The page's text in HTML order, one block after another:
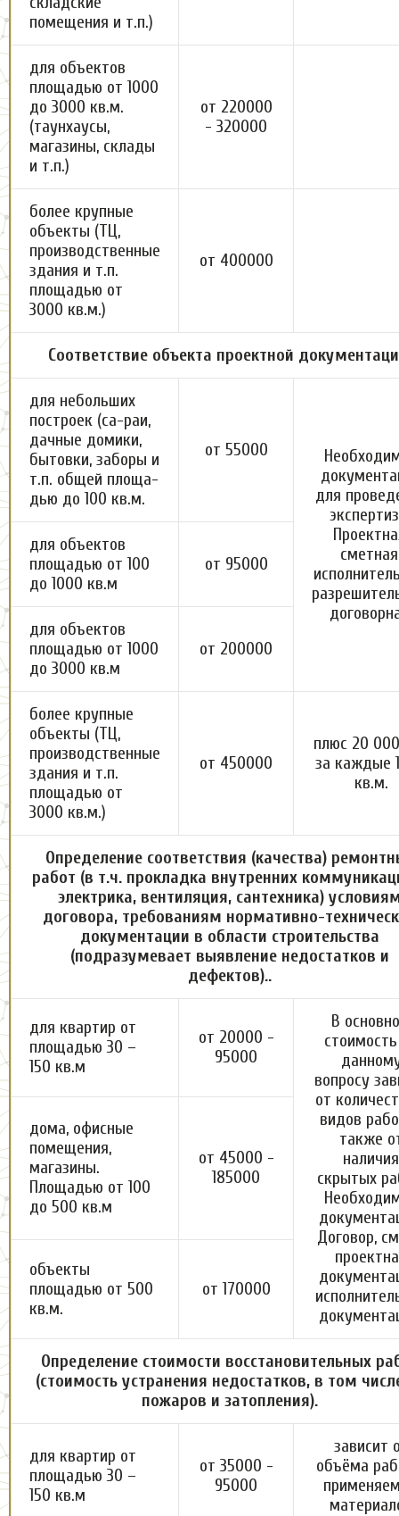
помещения и т.п.)
для объектов
площадью от 1000
до 3000 кв.м.
(таунхаусы,
магазины, склады
и т.п.)
от 220000
- 320000
более крупные
объекты (ТЦ,
производственные
здания и т.п.
площадью от
3000 кв.м.)
от 400000
Соответствие объекта проектной
для небольших
построек (са-раи,
дачные домики,
бытовки, заборы и
т.п. общей площа-
дью до 100 кв.м.
от 55000
для
для объектов
площадью от 100
до 1000 кв.м
от 95000
для объектов
площадью от 1000
до 3000 кв.м
от 200000
более крупные
объекты (ТЦ,
производственные
здания и т.п.
площадью от
3000 кв.м.)
от 450000
плюс 20
за каждые
кв.м.
Определение соответствия (качества)
работ (в т.ч. прокладка внутренних
электрика, вентиляция, сантехника)
договора, требованиям нормативно-
документации в области строительства
(подразумевает выявление недостатков и
дефектов)..
для квартир от
площадью 30 –
150 кв.м
от 20000 -
95000
В
вопросу
от
видов
также
наличия
скрытых
Договор,
дома, офисные
помещения,
магазины.
Площадью от 100
до 500 кв.м
от 45000 -
185000
объекты
площадью от 500
кв.м.
от 170000
Определение стоимости восстановительных
(стоимость устранения недостатков, в том
пожаров и затопления).
для квартир от
площадью 30 –
150 кв.м
от 35000 -
95000
зависит
объёма